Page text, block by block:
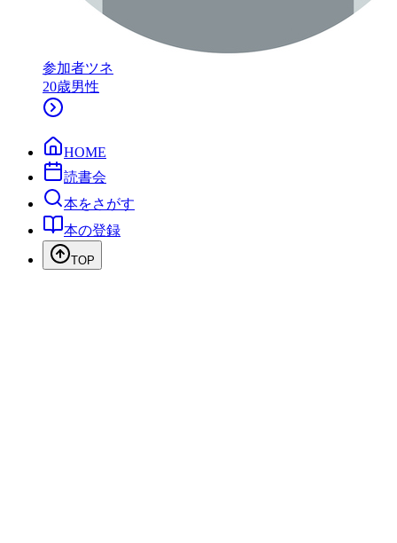
参加者ツネ
20歳男性
HOME
読書会
本をさがす
本の登録
TOP